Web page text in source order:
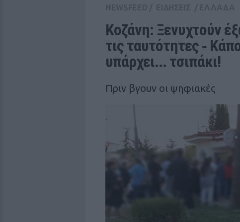
Κοζάνη: Ξενυχτούν
τις ταυτότητες ‑
υπάρχει... τσιπάκι!
Πριν βγουν οι ψηφιακές